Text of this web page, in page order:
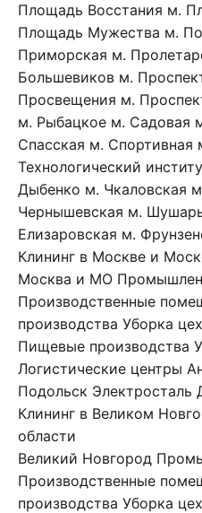
Площадь Восстания м.
Площадь Мужества м.
Приморская м.
Большевиков м.
Просвещения м.
м. Рыбацкое м. Садовая
Спасская м. Спортивная
Технологический
Дыбенко м. Чкаловская
Чернышевская м.
Елизаровская м.
Клининг в Москве и
Москва и МО
Производственные
производства Уборка
Пищевые производства
Логистические центры
Подольск Электросталь
Клининг в Великом
области
Великий Новгород
Производственные
производства Уборка